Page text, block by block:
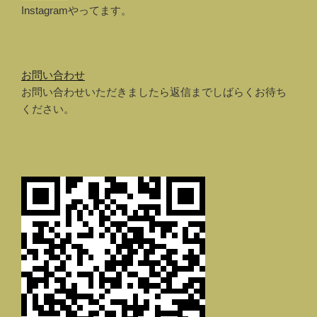
Instagramやってます。
お問い合わせ
お問い合わせいただきましたら返信までしばらくお待ち
ください。